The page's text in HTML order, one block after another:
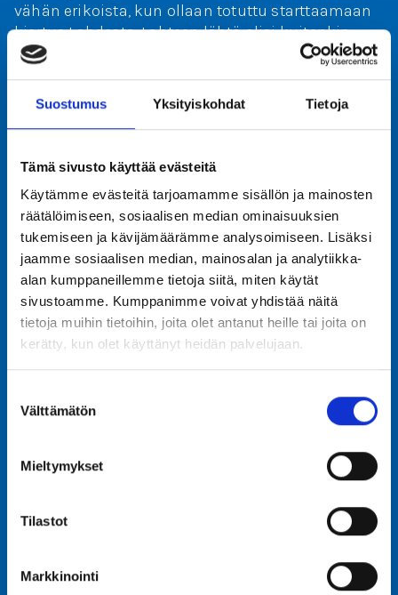
Suostumus Yksityiskohdat Tietoja
Tämä sivusto käyttää evästeitä
Käytämme evästeitä tarjoamamme sisällön ja mainosten
räätälöimiseen, sosiaalisen median ominaisuuksien
tukemiseen ja kävijämäärämme analysoimiseen. Lisäksi
jaamme sosiaalisen median, mainosalan ja analytiikka-
alan kumppaneillemme tietoja siitä, miten käytät
sivustoamme. Kumppanimme voivat yhdistää näitä
tietoja muihin tietoihin, joita olet antanut heille tai joita on
kerätty, kun olet käyttänyt heidän palvelujaan.
valinta
Välttämätön
Mieltymykset
Tilastot
Markkinointi
vähän erikoista, kun ollaan totuttu starttaamaan
kiertue Lahdesta. Lahteen lähtö olisi kuitenkin
ollut aivan liian iso riski tivolille monestakin
näkökulmasta, joten siirrämme fokuksen suoraan
Turkuun. Päätös koski nyt tätä vuotta, ensi vuoden
suhteen ei olla tehty mitään ratkaisuja”, Sariola
Tivoli vierailee Turussa Kupittaalla 15.4. – 7.5.
välisen ajan. ”Turkulaiset ovat jo tottuneet
vuosikymmenten varrella perinteiseen
vapputivoliin ja se on luonnollisesti Turun
vierailun yksi kohokohdista. Pitkä vierailuaika
mahdollistaa sen, että tivolivierailijoita ehtii tulla
paikalle laajemmaltakin säteeltä ja Turun kentälle
saamme hyvin mahtumaan ison
tervetulleeksi Kupittaalle vastaanottamaan